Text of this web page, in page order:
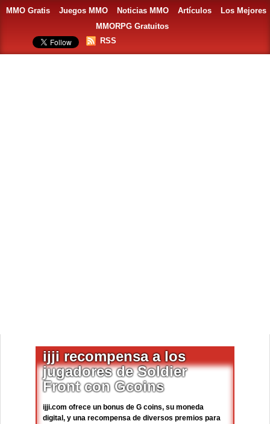
MMO Gratis Juegos MMO Noticias MMO Artículos
Los Mejores
MMORPG Gratuitos
RSS
ijji recompensa a los
jugadores de Soldier
Front con Gcoins
ijji.com ofrece un bonus de G coins, su moneda
digital, y una recompensa de diversos premios para